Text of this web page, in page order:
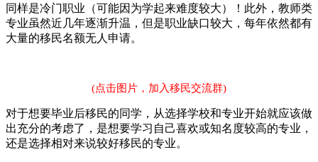
同样是冷门职业（可能因为学起来难度较大）！此外，教师类
专业虽然近几年逐渐升温，但是职业缺口较大，每年依然都有
大量的移民名额无人申请。
(点击图片，加入移民交流群)
对于想要毕业后移民的同学，从选择学校和专业开始就应该做
出充分的考虑了，是想要学习自己喜欢或知名度较高的专业，
还是选择相对来说较好移民的专业。